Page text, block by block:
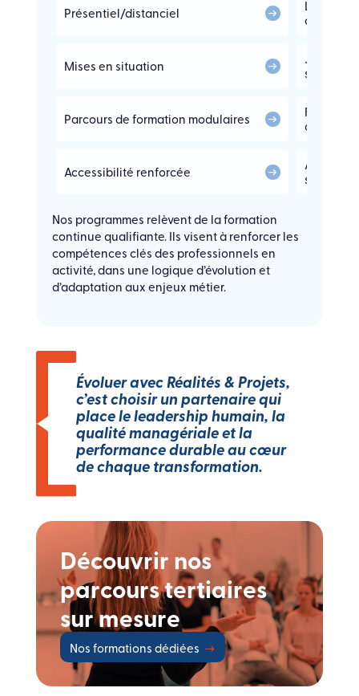
Présentiel/distanciel
Lieux de
classes
Mises en situation
Jeux de
Parcours de formation modulaires
Accessibilité renforcée
situation
Nos programmes relèvent de la formation
continue qualifiante. Ils visent à renforcer les
compétences clés des professionnels en
activité, dans une logique d’évolution et
d’adaptation aux enjeux métier.
Évoluer avec Réalités & Projets,
c’est choisir un partenaire qui
place le leadership humain, la
qualité managériale et la
performance durable au cœur
de chaque transformation.
Découvrir nos
parcours tertiaires
sur mesure
Nos formations dédiées